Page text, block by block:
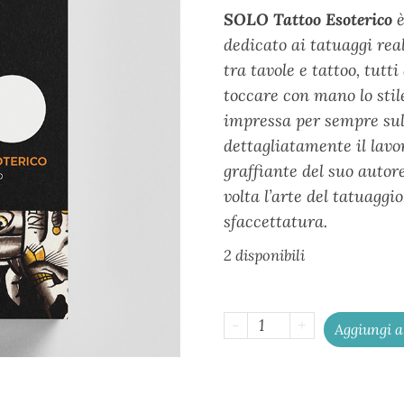
SOLO Tattoo Esoterico
dedicato ai tatuaggi
tra tavole e tattoo, tutti
toccare con mano lo
impressa per sempre
dettagliatamente il
graffiante del suo
volta l’arte del
sfaccettatura.
2 disponibili
- + Aggiungi